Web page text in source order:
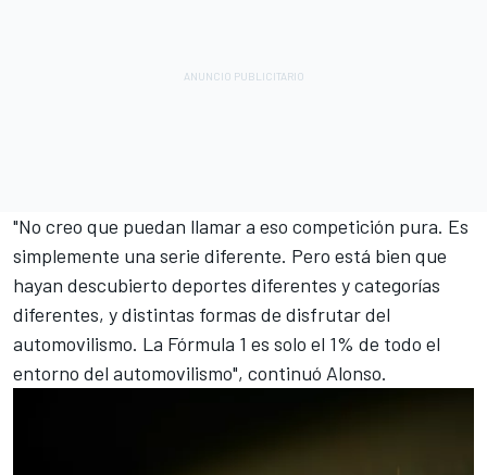
"No creo que puedan llamar a eso competición pura. Es
simplemente una serie diferente. Pero está bien que
hayan descubierto deportes diferentes y categorías
diferentes, y distintas formas de disfrutar del
automovilismo. La Fórmula 1 es solo el 1% de todo el
entorno del automovilismo", continuó Alonso.